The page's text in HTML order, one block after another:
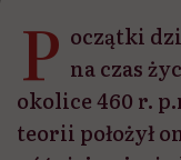
P oczątki
na czas
okolice 460 r.
teorii położył